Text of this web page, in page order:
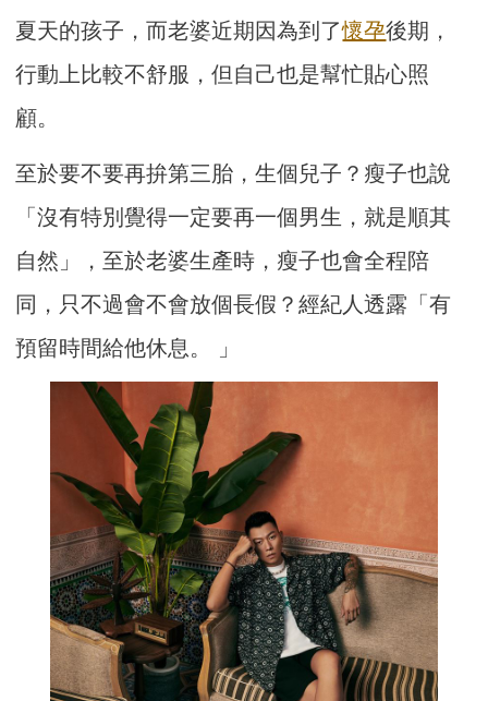
夏天的孩子，而老婆近期因為到了懷孕後期，
行動上比較不舒服，但自己也是幫忙貼心照
顧。
至於要不要再拚第三胎，生個兒子？瘦子也說
「沒有特別覺得一定要再一個男生，就是順其
自然」，至於老婆生產時，瘦子也會全程陪
同，只不過會不會放個長假？經紀人透露「有
預留時間給他休息。 」